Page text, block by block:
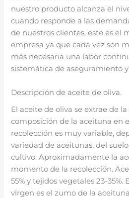
nuestro producto alcanza el
cuando responde a las
de nuestros clientes, este es el
empresa ya que cada vez son
más necesaria una labor
sistemática de aseguramiento
Descripción de aceite de oliva.
El aceite de oliva se extrae de
composición de la aceituna en
recolección es muy variable,
variedad de aceitunas, del
cultivo. Aproximadamente la
momento de la recolección.
55% y tejidos vegetales 23-35%.
virgen es el zumo de la